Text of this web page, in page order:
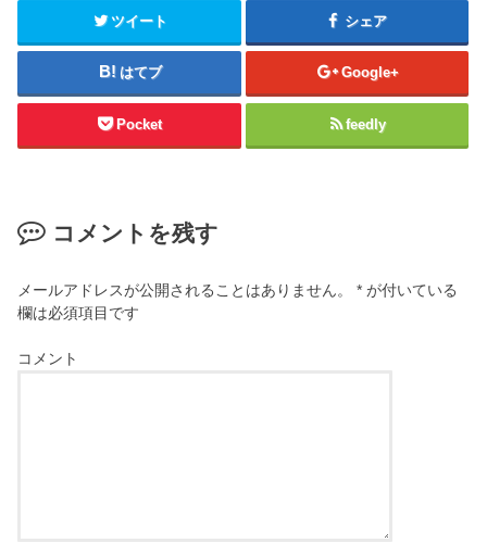
ツイート シェア
はてブ Google+
Pocket feedly
コメントを残す
メールアドレスが公開されることはありません。 * が付いている
欄は必須項目です
コメント